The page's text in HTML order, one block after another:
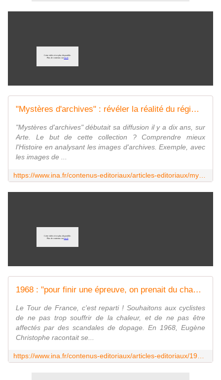
"Mystères d'archives" : révéler la réalité du régime des Khmers rouges grâce aux films de propagande - Archives vidéo et radio Ina.fr
"Mystères d'archives" débutait sa diffusion il y a dix ans, sur
Arte. Le but de cette collection ? Comprendre mieux
l'Histoire en analysant les images d'archives. Exemple, avec
les images de ...
1968 : "pour finir une épreuve, on prenait du champagne" - Archives vidéo et radio Ina.fr
Le Tour de France, c'est reparti ! Souhaitons aux cyclistes
de ne pas trop souffrir de la chaleur, et de ne pas être
affectés par des scandales de dopage. En 1968, Eugène
Christophe racontait se...